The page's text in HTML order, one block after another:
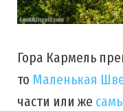
Гора Кармель
то Маленькая
части или же